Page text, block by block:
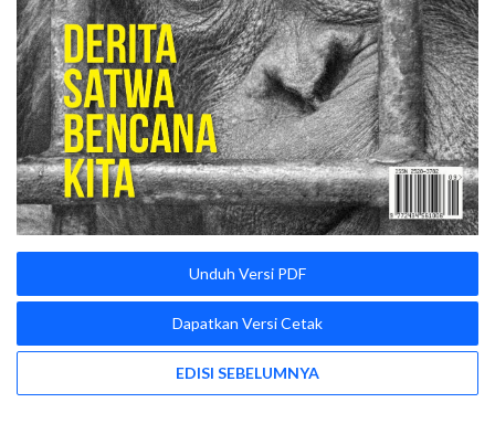
Unduh Versi PDF
Dapatkan Versi Cetak
EDISI SEBELUMNYA